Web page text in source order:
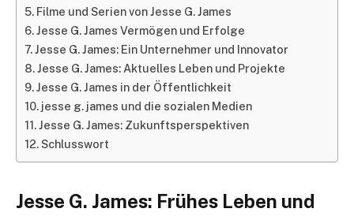
Filme und Serien von Jesse G. James
Jesse G. James Vermögen und Erfolge
Jesse G. James: Ein Unternehmer und Innovator
Jesse G. James: Aktuelles Leben und Projekte
Jesse G. James in der Öffentlichkeit
jesse g. james und die sozialen Medien
Jesse G. James: Zukunftsperspektiven
Schlusswort
Jesse G. James: Frühes Leben und